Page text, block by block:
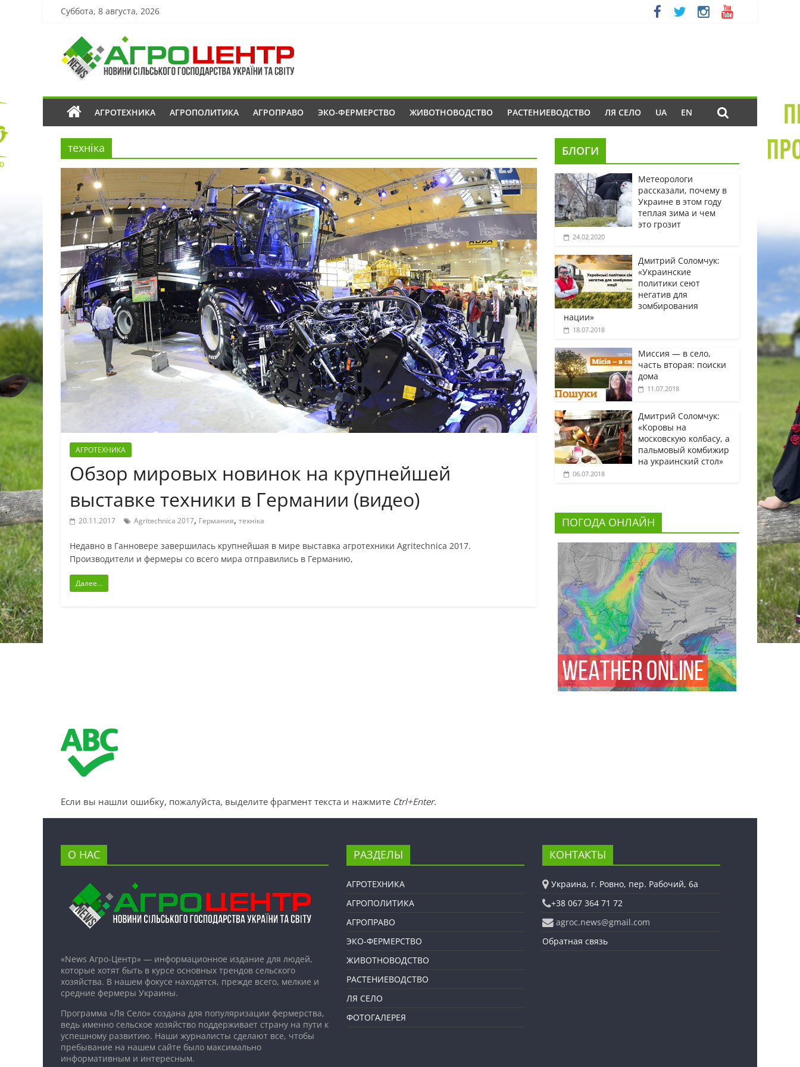
Суббота, 8 августа, 2026
АГРОТЕХНИКА АГРОПОЛИТИКА АГРОПРАВО ЭКО-ФЕРМЕРСТВО ЖИВОТНОВОДСТВО РАСТЕНИЕВОДСТВО ЛЯ СЕЛО UA EN
техніка
АГРОТЕХНИКА
Обзор мировых новинок на крупнейшей
выставке техники в Германии (видео)
20.11.2017 Agritechnica 2017, Германия, техніка
Недавно в Ганновере завершилась крупнейшая в мире выставка агротехники Agritechnica 2017.
Производители и фермеры со всего мира отправились в Германию,
Далее...
БЛОГИ
Метеорологи
рассказали, почему в
Украине в этом году
теплая зима и чем
это грозит
24.02.2020
Дмитрий Соломчук:
«Украинские
политики сеют
негатив для
зомбирования
нации»
18.07.2018
Миссия — в село,
часть вторая: поиски
дома
11.07.2018
Дмитрий Соломчук:
«Коровы на
московскую колбасу, а
пальмовый комбижир
на украинский стол»
06.07.2018
ПОГОДА ОНЛАЙН
Если вы нашли ошибку, пожалуйста, выделите фрагмент текста и нажмите Ctrl+Enter.
О НАС
«News Агро-Центр» — информационное издание для людей,
которые хотят быть в курсе основных трендов сельского
хозяйства. В нашем фокусе находятся, прежде всего, мелкие и
средние фермеры Украины.
Программа «Ля Село» создана для популяризации фермерства,
ведь именно сельское хозяйство поддерживает страну на пути к
успешному развитию. Наши журналисты сделают все, чтобы
пребывание на нашем сайте было максимально
информативным и интересным.
РАЗДЕЛЫ
АГРОТЕХНИКА
АГРОПОЛИТИКА
АГРОПРАВО
ЭКО-ФЕРМЕРСТВО
ЖИВОТНОВОДСТВО
РАСТЕНИЕВОДСТВО
ЛЯ СЕЛО
ФОТОГАЛЕРЕЯ
КОНТАКТЫ
Украина, г. Ровно, пер. Рабочий, 6а
+38 067 364 71 72
agroc.news@gmail.com
Обратная связь